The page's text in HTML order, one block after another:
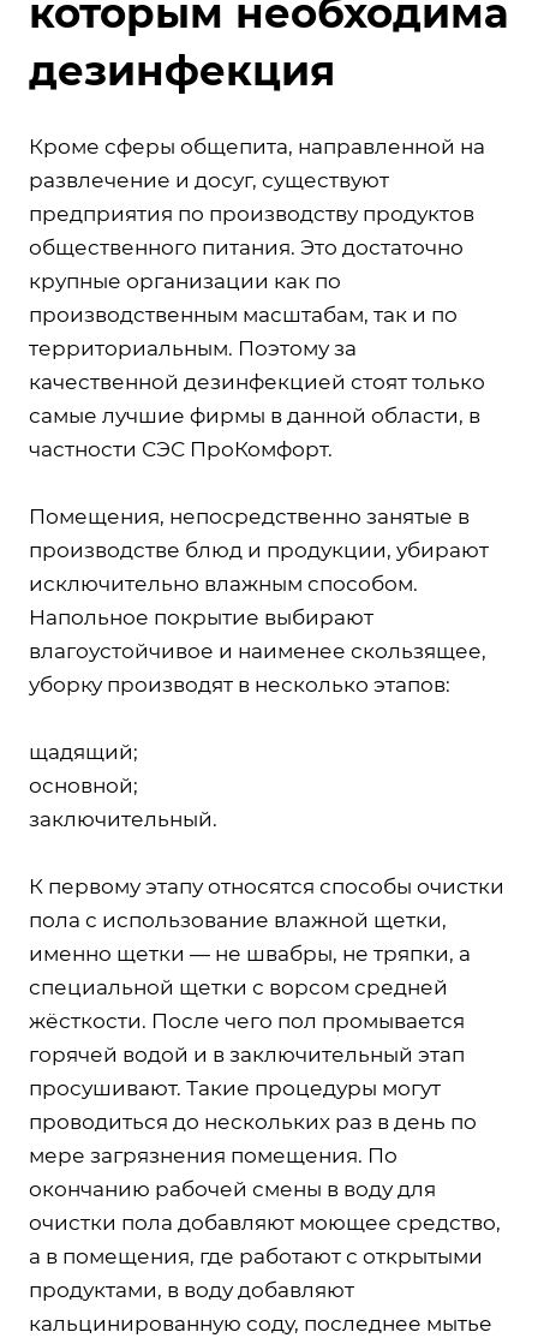
которым необходима
дезинфекция
Кроме сферы общепита, направленной на
развлечение и досуг, существуют
предприятия по производству продуктов
общественного питания. Это достаточно
крупные организации как по
производственным масштабам, так и по
территориальным. Поэтому за
качественной дезинфекцией стоят только
самые лучшие фирмы в данной области, в
частности СЭС ПроКомфорт.
Помещения, непосредственно занятые в
производстве блюд и продукции, убирают
исключительно влажным способом.
Напольное покрытие выбирают
влагоустойчивое и наименее скользящее,
уборку производят в несколько этапов:
щадящий;
основной;
заключительный.
К первому этапу относятся способы очистки
пола с использование влажной щетки,
именно щетки — не швабры, не тряпки, а
специальной щетки с ворсом средней
жёсткости. После чего пол промывается
горячей водой и в заключительный этап
просушивают. Такие процедуры могут
проводиться до нескольких раз в день по
мере загрязнения помещения. По
окончанию рабочей смены в воду для
очистки пола добавляют моющее средство,
а в помещения, где работают с открытыми
продуктами, в воду добавляют
кальцинированную соду, последнее мытье